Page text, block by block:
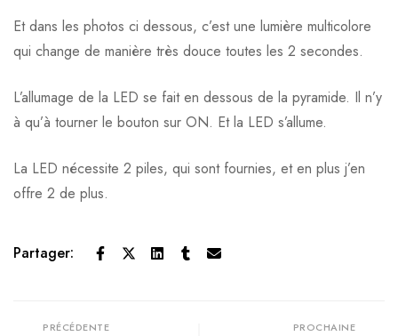
Et dans les photos ci dessous, c’est une lumière multicolore
qui change de manière très douce toutes les 2 secondes.
L’allumage de la LED se fait en dessous de la pyramide. Il n’y
à qu’à tourner le bouton sur ON. Et la LED s’allume.
La LED nécessite 2 piles, qui sont fournies, et en plus j’en
offre 2 de plus.
Partager:
PRÉCÉDENTE PROCHAINE